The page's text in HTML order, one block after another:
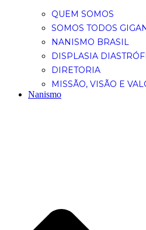
QUEM SOMOS
SOMOS TODOS
NANISMO BRASIL
DISPLASIA
DIRETORIA
MISSÃO, VISÃO E
Nanismo